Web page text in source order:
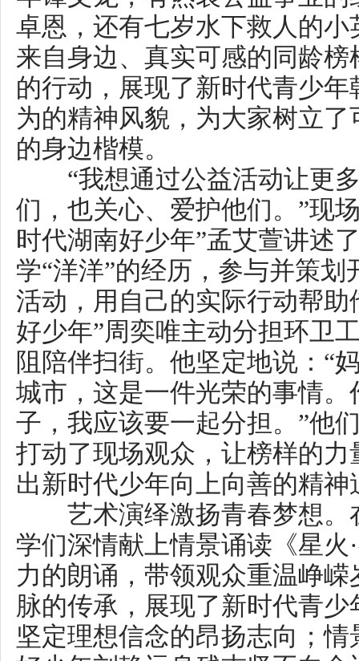
城市，这是一件光荣的事情。作
子，我应该要一起分担。”他们
打动了现场观众，让榜样的力量
出新时代少年向上向善的精神追
艺术演绎激扬青春梦想。在展
学们深情献上情景诵读《星火·
力的朗诵，带领观众重温峥嵘岁
脉的传承，展现了新时代青少年
坚定理想信念的昂扬志向；情景
好少年刘静远身残志坚不向命运
首温暖而充满力量的《都实现》
年们对未来的美好憧憬，传递出
梦力量，激励着现场所有人为理
活动结束后，“新时代湖南好
往岳麓书院参观学习。书院深厚
贤治学典故，特别是近现代革命
国真理的光辉事迹，为少年们带
思想启迪与精神洗礼，进一步激
因内化于心、外化于行。
本次活动由湖南省文明办、湖
共青团湖南省委、湖南省妇联、
办，中共长沙市委宣传部（市文
教育局、共青团长沙市委、长沙
关工委承办。